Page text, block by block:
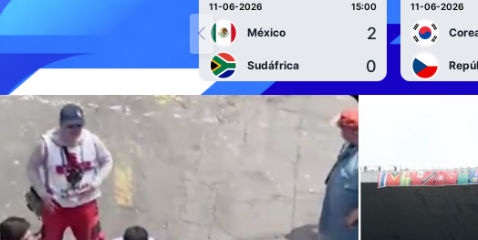
11-06-2026 15:00
México 2
Sudáfrica 0
11-06-2026